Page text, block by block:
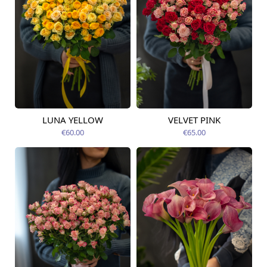
Pieejams šodien
LUNA YELLOW
€60.00
Pieejams šodien
VELVET PINK
€65.00